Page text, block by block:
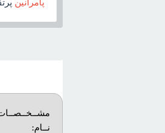
پامرانين
نــام: